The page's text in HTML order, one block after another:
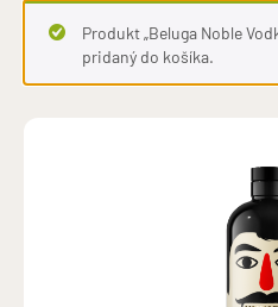
Produkt „Beluga Noble
pridaný do košíka.